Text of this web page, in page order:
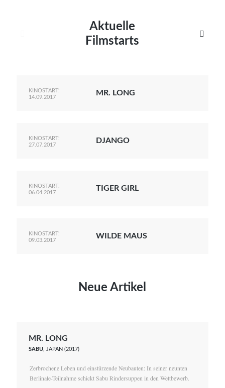
Aktuelle
Filmstarts

KINOSTART:
14.09.2017
MR. LONG
KINOSTART:
27.07.2017
DJANGO
KINOSTART:
06.04.2017
TIGER GIRL
KINOSTART:
09.03.2017
WILDE MAUS
Neue Artikel
MR. LONG
SABU , JAPAN (2017)
Zerbrochene Leben und einstürzende Neubauten: In seiner neunten
Berlinale-Teilnahme schickt Sabu Rindersuppen in den Wettbewerb.